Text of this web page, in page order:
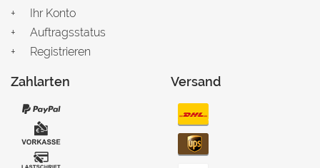
Ihr Konto
Auftragsstatus
Registrieren
Zahlarten Versand